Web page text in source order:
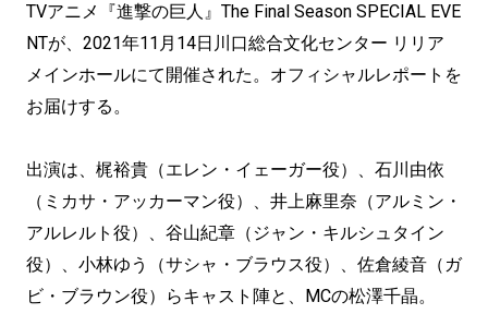
TVアニメ『進撃の巨人』The Final Season SPECIAL EVE
NTが、2021年11月14日川口総合文化センター リリア
メインホールにて開催された。オフィシャルレポートを
お届けする。
出演は、梶裕貴（エレン・イェーガー役）、石川由依
（ミカサ・アッカーマン役）、井上麻里奈（アルミン・
アルレルト役）、谷山紀章（ジャン・キルシュタイン
役）、小林ゆう（サシャ・ブラウス役）、佐倉綾音（ガ
ビ・ブラウン役）らキャスト陣と、MCの松澤千晶。